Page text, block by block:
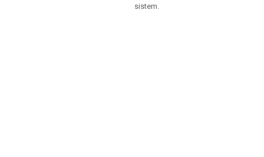
sistem.